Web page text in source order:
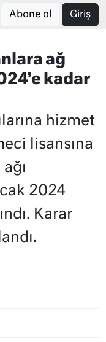
Abone ol Giriş
ağ
kadar
hizmet
lisansına
2024
Karar